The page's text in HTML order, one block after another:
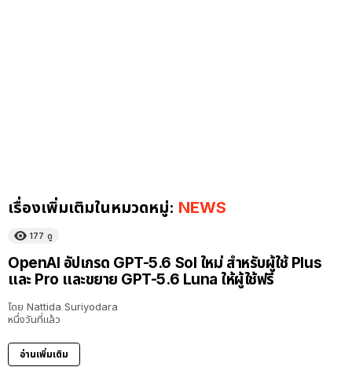
เรื่องเพิ่มเติมในหมวดหมู่: NEWS
177 ดู
OpenAI อัปเกรด GPT-5.6 Sol ใหม่ สำหรับผู้ใช้ Plus
และ Pro และขยาย GPT-5.6 Luna ให้ผู้ใช้ฟรี
โดย Nattida Suriyodara
หนึ่งวันที่แล้ว
อ่านเพิ่มเติม